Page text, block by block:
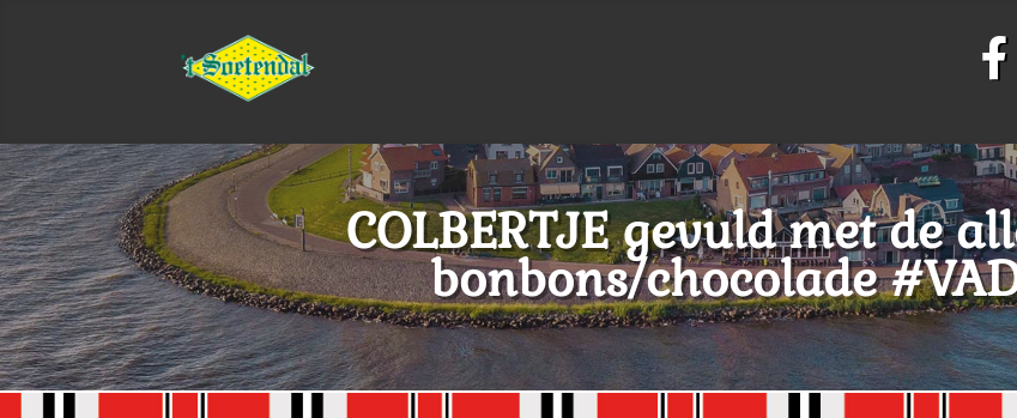
COLBERTJE gevuld met de
bonbons/chocolade